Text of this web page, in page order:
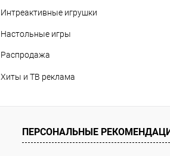
Интреактивные игрушки
Настольные игры
Распродажа
Хиты и ТВ реклама
ПЕРСОНАЛЬНЫЕ